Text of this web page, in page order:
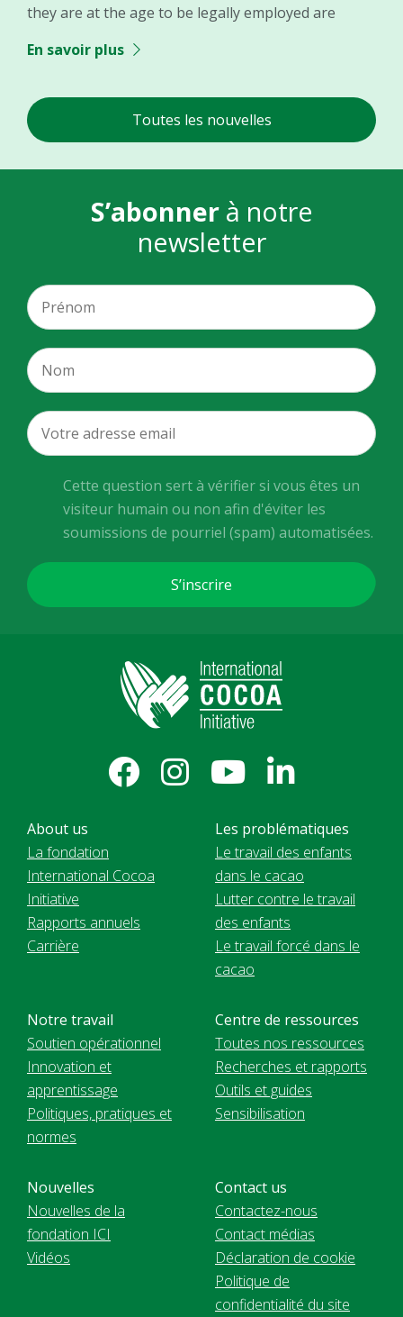
they are at the age to be legally employed are
En savoir plus
Toutes les nouvelles
S’abonner à notre
newsletter
Cette question sert à vérifier si vous êtes un
visiteur humain ou non afin d'éviter les
soumissions de pourriel (spam) automatisées.
About us
La fondation
International Cocoa
Initiative
Rapports annuels
Carrière
Les problématiques
Le travail des enfants
dans le cacao
Lutter contre le travail
des enfants
Le travail forcé dans le
cacao
Notre travail
Soutien opérationnel
Innovation et
apprentissage
Politiques, pratiques et
normes
Centre de ressources
Toutes nos ressources
Recherches et rapports
Outils et guides
Sensibilisation
Nouvelles
Nouvelles de la
fondation ICI
Vidéos
Contact us
Contactez-nous
Contact médias
Déclaration de cookie
Politique de
confidentialité du site